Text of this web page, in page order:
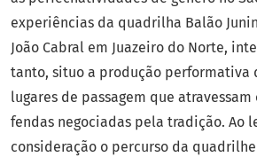
experiências da quadrilha Balão
João Cabral em Juazeiro do Norte,
tanto, situo a produção performativa
lugares de passagem que atravessam
fendas negociadas pela tradição. Ao
consideração o percurso da